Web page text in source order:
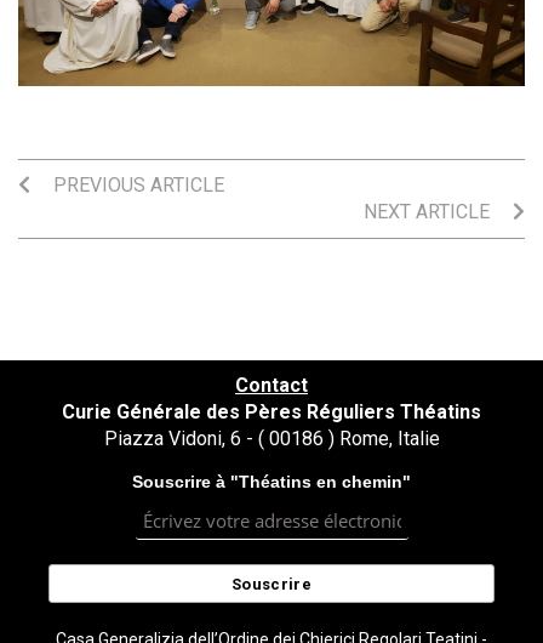
PREVIOUS ARTICLE
NEXT ARTICLE
Contact
Curie Générale des Pères Réguliers Théatins
Piazza Vidoni, 6 - ( 00186 ) Rome, Italie
Souscrire à "Théatins en chemin"